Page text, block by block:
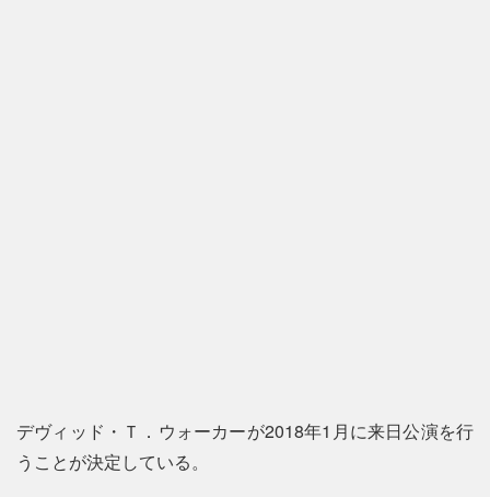
デヴィッド・Ｔ．ウォーカーが2018年1月に来日公演を行
うことが決定している。